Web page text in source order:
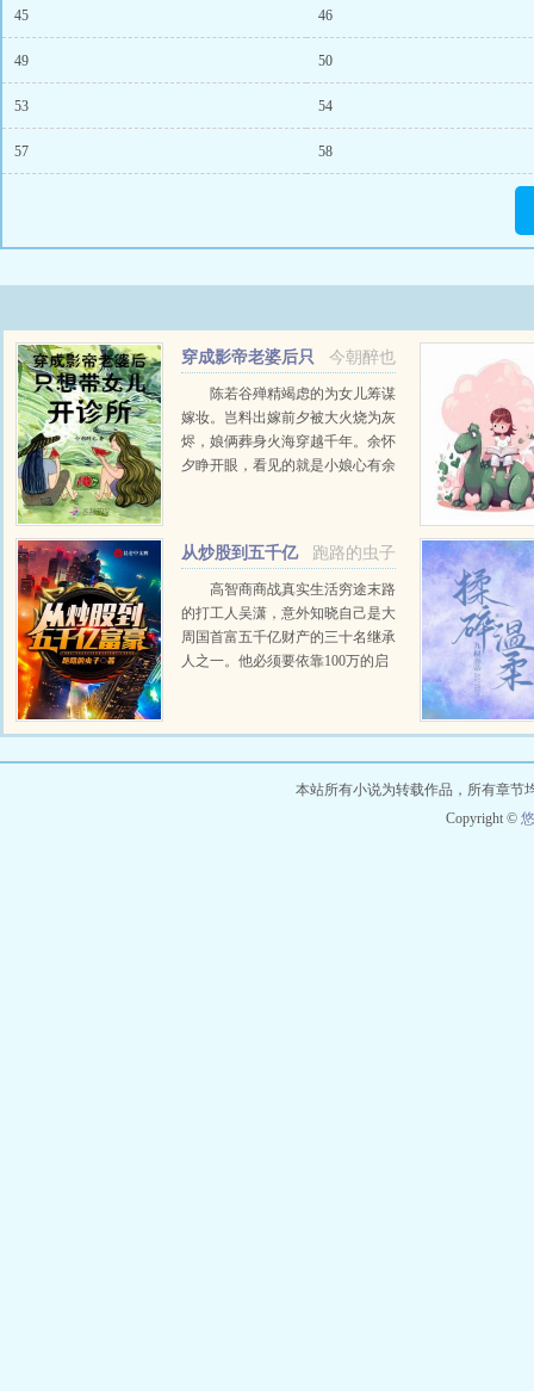
45 46
49 50
53 54
57 58
今朝醉也
穿成影帝老婆后只
想带女儿开诊所
陈若谷殚精竭虑的为女儿筹谋
嫁妆。岂料出嫁前夕被大火烧为灰
烬，娘俩葬身火海穿越千年。余怀
夕睁开眼，看见的就是小娘心有余
跑路的虫子
从炒股到五千亿
富豪高智商商战真实生活穷途末路
的打工人吴潇，意外知晓自己是大
周国首富五千亿财产的三十名继承
人之一。他必须要依靠100万的启
本站所有小说为转载作品，所有章节
Copyright ©